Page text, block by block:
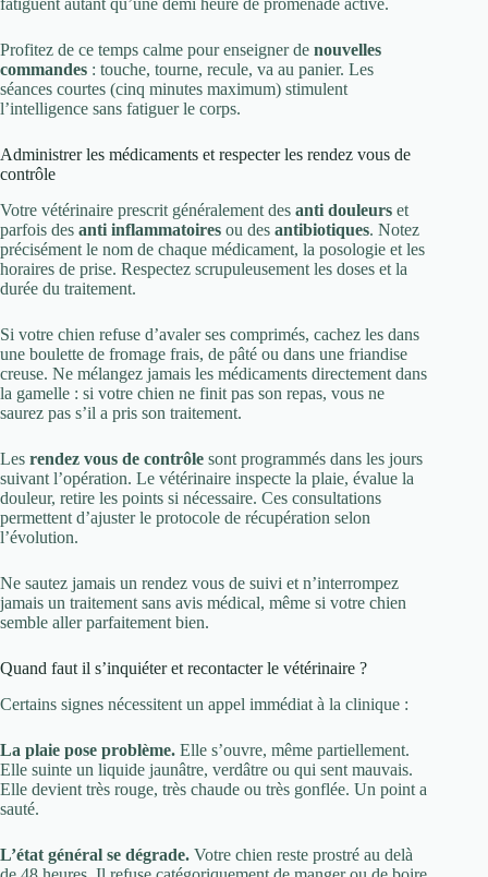
fatiguent autant qu’une demi heure de promenade active.
Profitez de ce temps calme pour enseigner de nouvelles
commandes : touche, tourne, recule, va au panier. Les
séances courtes (cinq minutes maximum) stimulent
l’intelligence sans fatiguer le corps.
Administrer les médicaments et respecter les rendez vous de
contrôle
Votre vétérinaire prescrit généralement des anti douleurs et
parfois des anti inflammatoires ou des antibiotiques. Notez
précisément le nom de chaque médicament, la posologie et les
horaires de prise. Respectez scrupuleusement les doses et la
durée du traitement.
Si votre chien refuse d’avaler ses comprimés, cachez les dans
une boulette de fromage frais, de pâté ou dans une friandise
creuse. Ne mélangez jamais les médicaments directement dans
la gamelle : si votre chien ne finit pas son repas, vous ne
saurez pas s’il a pris son traitement.
Les rendez vous de contrôle sont programmés dans les jours
suivant l’opération. Le vétérinaire inspecte la plaie, évalue la
douleur, retire les points si nécessaire. Ces consultations
permettent d’ajuster le protocole de récupération selon
l’évolution.
Ne sautez jamais un rendez vous de suivi et n’interrompez
jamais un traitement sans avis médical, même si votre chien
semble aller parfaitement bien.
Quand faut il s’inquiéter et recontacter le vétérinaire ?
Certains signes nécessitent un appel immédiat à la clinique :
La plaie pose problème. Elle s’ouvre, même partiellement.
Elle suinte un liquide jaunâtre, verdâtre ou qui sent mauvais.
Elle devient très rouge, très chaude ou très gonflée. Un point a
sauté.
L’état général se dégrade. Votre chien reste prostré au delà